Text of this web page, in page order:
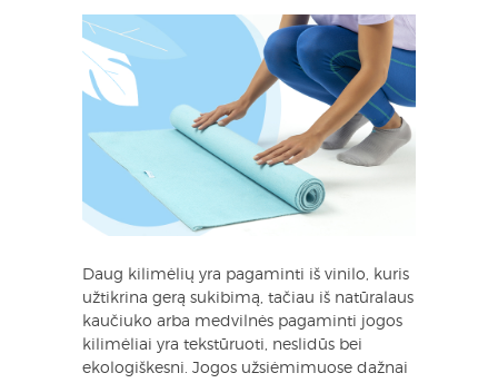
Daug kilimėlių yra pagaminti iš vinilo, kuris
užtikrina gerą sukibimą, tačiau iš natūralaus
kaučiuko arba medvilnės pagaminti jogos
kilimėliai yra tekstūruoti, neslidūs bei
ekologiškesni. Jogos užsiėmimuose dažnai